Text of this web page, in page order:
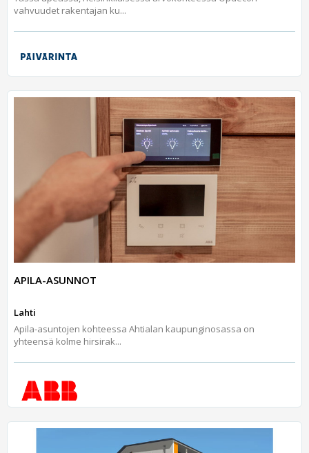
vahvuudet rakentajan ku...
APILA-ASUNNOT
Lahti
Apila-asuntojen kohteessa Ahtialan kaupunginosassa on
yhteensä kolme hirsirak...